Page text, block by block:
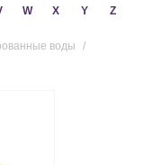
W X Y Z
воды
/